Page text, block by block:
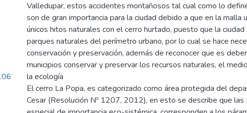
Valledupar, estos accidentes montañosos tal cual como lo
son de gran importancia para la ciudad debido a que en la malla
únicos hitos naturales con el cerro hurtado, puesto que la ciudad
parques naturales del perímetro urbano, por lo cual se hace
conservación y preservación, además de reconocer que es
municipios conservar y preservar los recursos naturales, el
la ecología
El cerro La Popa, es categorizado como área protegida del
Cesar (Resolución Nº 1207, 2012), en esto se describe que las